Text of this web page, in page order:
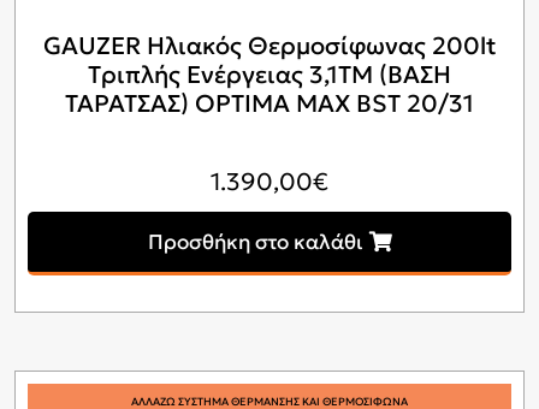
GAUZER Ηλιακός Θερμοσίφωνας 200lt
Tριπλής Ενέργειας 3,1ΤΜ (ΒΑΣΗ
ΤΑΡΑΤΣΑΣ) OPTIMA MAX BSΤ 20/31
1.390,00€
Προσθήκη στο καλάθι
ΑΛΛΑΖΩ ΣΥΣΤΗΜΑ ΘΕΡΜΑΝΣΗΣ ΚΑΙ ΘΕΡΜΟΣΙΦΩΝΑ